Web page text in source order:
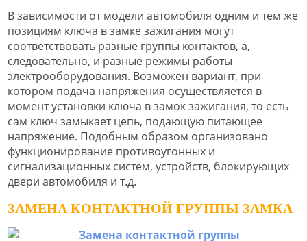
В зависимости от модели автомобиля одним и тем же
позициям ключа в замке зажигания могут
соответствовать разные группы контактов, а,
следовательно, и разные режимы работы
электрооборудования. Возможен вариант, при
котором подача напряжения осуществляется в
момент установки ключа в замок зажигания, то есть
сам ключ замыкает цепь, подающую питающее
напряжение. Подобным образом организовано
функционирование противоугонных и
сигнализационных систем, устройств, блокирующих
двери автомобиля и т.д.
ЗАМЕНА КОНТАКТНОЙ ГРУППЫ ЗАМКА